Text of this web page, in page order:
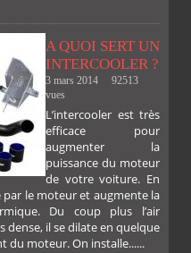
A QUOI SERT UN
INTERCOOLER ?
3 mars 2014
92513
vues
L’intercooler est très
efficace pour
augmenter la
puissance du moteur
de votre voiture. En
par le moteur et augmente la
Du coup plus l’air
dense, il se dilate en quelque
du moteur. On installe......